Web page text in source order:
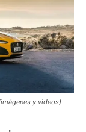
y videos)